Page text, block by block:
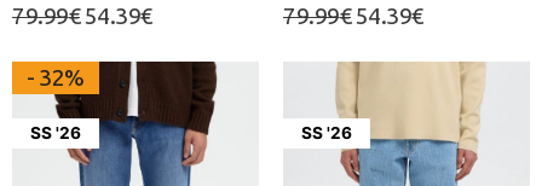
79.99€ 54.39€ 79.99€ 54.39€
SS '26
- 32%
SS '26